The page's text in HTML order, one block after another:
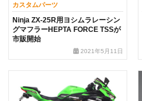
カスタムパーツ
Ninja ZX-25R用ヨシムラレーシン
グマフラーHEPTA FORCE TSSが
市販開始
2021年5月11日